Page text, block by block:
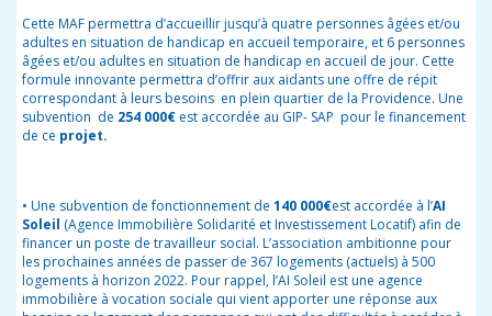
Cette MAF permettra d’accueillir jusqu’à quatre personnes âgées et/ou
adultes en situation de handicap en accueil temporaire, et 6 personnes
âgées et/ou adultes en situation de handicap en accueil de jour. Cette
formule innovante permettra d’offrir aux aidants une offre de répit
correspondant à leurs besoins en plein quartier de la Providence. Une
subvention de 254 000€ est accordée au GIP- SAP pour le financement
de ce projet.
• Une subvention de fonctionnement de 140 000€est accordée à l’AI
Soleil (Agence Immobilière Solidarité et Investissement Locatif) afin de
financer un poste de travailleur social. L’association ambitionne pour
les prochaines années de passer de 367 logements (actuels) à 500
logements à horizon 2022. Pour rappel, l’AI Soleil est une agence
immobilière à vocation sociale qui vient apporter une réponse aux